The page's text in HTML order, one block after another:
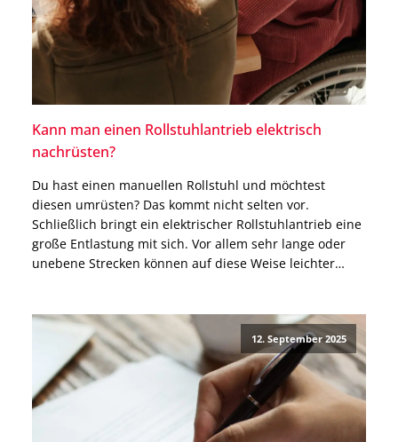
Kann man einen Rollstuhlantrieb elektrisch
nachrüsten?
Du hast einen manuellen Rollstuhl und möchtest
diesen umrüsten? Das kommt nicht selten vor.
Schließlich bringt ein elektrischer Rollstuhlantrieb eine
große Entlastung mit sich. Vor allem sehr lange oder
unebene Strecken können auf diese Weise leichter
ganz klar die Anschaffung eines Elektrorollstuhls.
Möchtest […]
12. September 2025